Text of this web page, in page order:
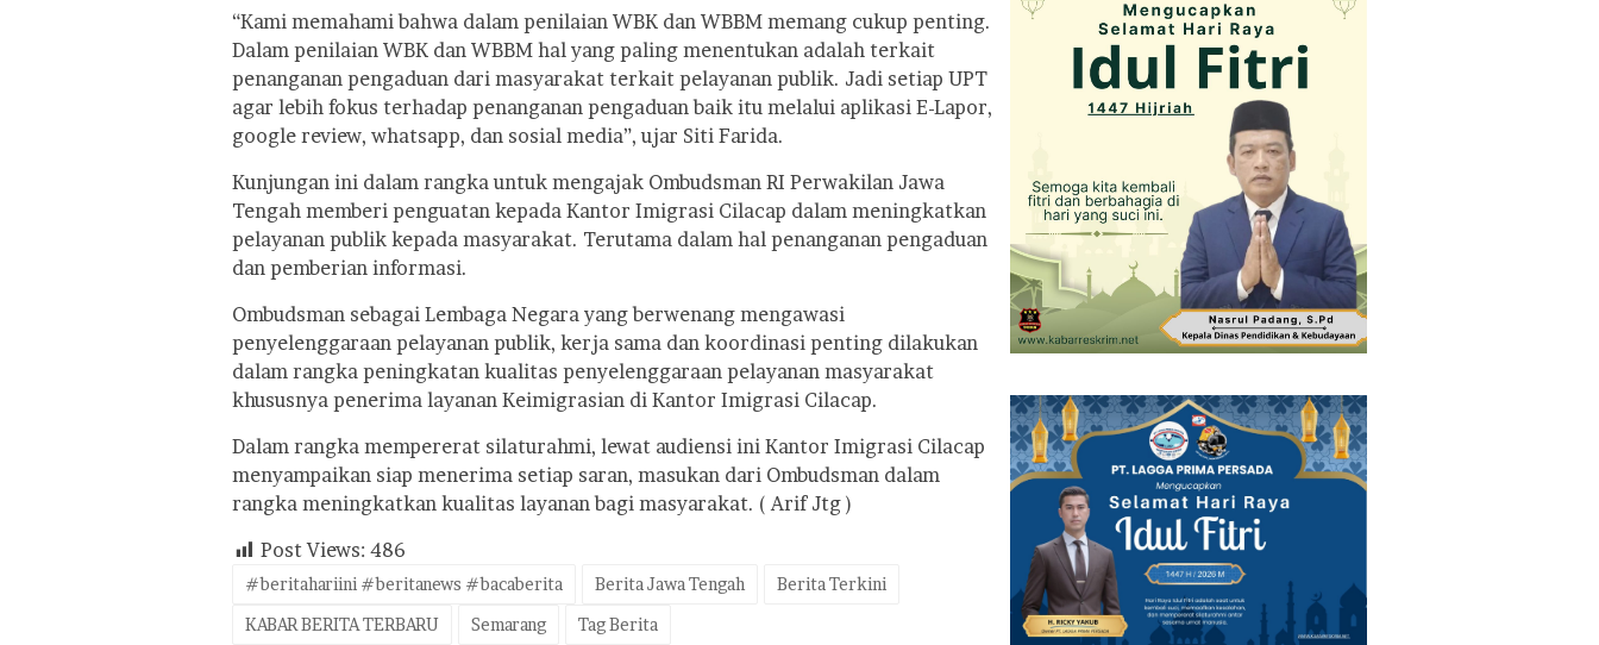
“Kami memahami bahwa dalam penilaian WBK dan WBBM memang cukup penting.
Dalam penilaian WBK dan WBBM hal yang paling menentukan adalah terkait
penanganan pengaduan dari masyarakat terkait pelayanan publik. Jadi setiap UPT
agar lebih fokus terhadap penanganan pengaduan baik itu melalui aplikasi E-Lapor,
google review, whatsapp, dan sosial media”, ujar Siti Farida.
Kunjungan ini dalam rangka untuk mengajak Ombudsman RI Perwakilan Jawa
Tengah memberi penguatan kepada Kantor Imigrasi Cilacap dalam meningkatkan
pelayanan publik kepada masyarakat. Terutama dalam hal penanganan pengaduan
dan pemberian informasi.
Ombudsman sebagai Lembaga Negara yang berwenang mengawasi
penyelenggaraan pelayanan publik, kerja sama dan koordinasi penting dilakukan
dalam rangka peningkatan kualitas penyelenggaraan pelayanan masyarakat
khususnya penerima layanan Keimigrasian di Kantor Imigrasi Cilacap.
Dalam rangka mempererat silaturahmi, lewat audiensi ini Kantor Imigrasi Cilacap
menyampaikan siap menerima setiap saran, masukan dari Ombudsman dalam
rangka meningkatkan kualitas layanan bagi masyarakat. ( Arif Jtg )
Post Views: 486
#beritahariini #beritanews #bacaberita Berita Jawa Tengah
Berita Terkini
KABAR BERITA TERBARU
Semarang Tag Berita